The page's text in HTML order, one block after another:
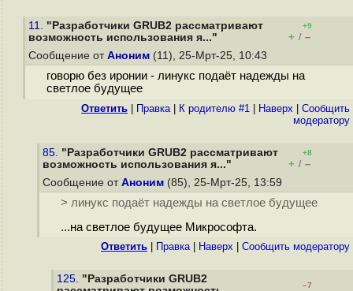
11. "Разработчики GRUB2 рассматривают
возможность использования я..."
+9
+ / –
Сообщение от Аноним (11), 25-Мрт-25, 10:43
говорю без иронии - линукс подаёт надежды на
светлое будущее
Ответить Правка| К родителю #1 Наверх
Cообщить
модератору
85. "Разработчики GRUB2 рассматривают
возможность использования я..."
+8
+ / –
Сообщение от Аноним (85), 25-Мрт-25, 13:59
> линукс подаёт надежды на светлое будущее
...на светлое будущее Микрософта.
Ответить Правка| Наверх Cообщить модератору
125. "Разработчики GRUB2
–7